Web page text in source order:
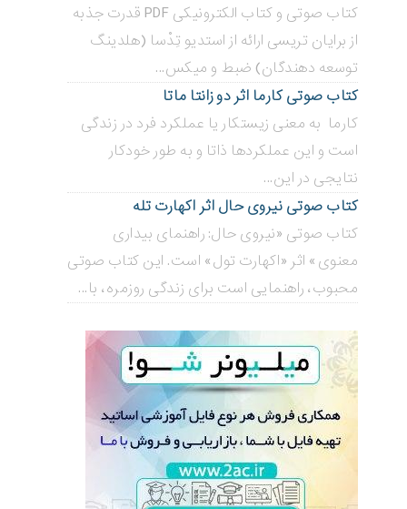
کتاب صوتی و کتاب الکترونیکی PDF قدرت جذبه
از برایان تریسی ارائه از استدیو تِدْسا (هلدینگ
توسعه دهندگان) ضبط و میکس...
کتاب صوتی کارما اثر دو زانتا ماتا
کارما به معنی زیستکار یا عملکرد فرد در زندگی
است و این عملکردها ذاتا و به طور خودکار
نتایجی در این...
کتاب صوتی نیروی حال اثر اکهارت تله
کتاب صوتی «نیروی حال: راهنمای بیداری
معنوی» اثر «اکهارت تول» است. این کتاب صوتی
محبوب، راهنمایی است برای زندگی روزمره، با...